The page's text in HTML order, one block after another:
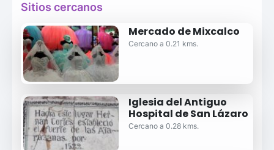
Sitios cercanos
Mercado de Mixcalco
Cercano a 0.21 kms.
Iglesia del Antiguo
Hospital de San Lázaro
Cercano a 0.28 kms.